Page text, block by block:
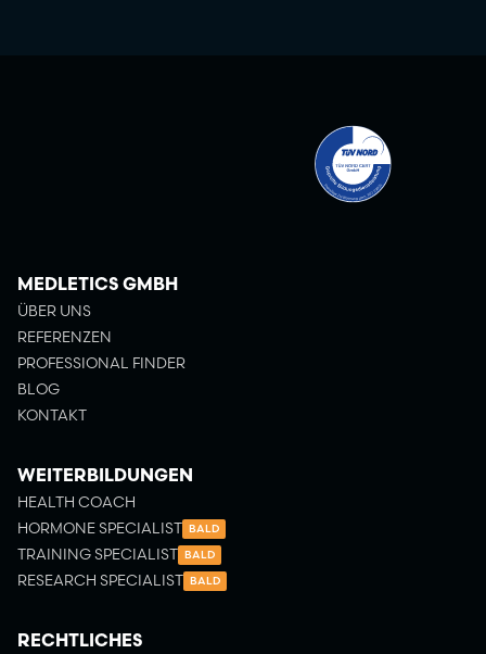
MEDLETICS GMBH
ÜBER UNS
REFERENZEN
PROFESSIONAL FINDER
BLOG
KONTAKT
WEITERBILDUNGEN
HEALTH COACH
HORMONE SPECIALIST BALD
TRAINING SPECIALIST BALD
RESEARCH SPECIALIST BALD
RECHTLICHES